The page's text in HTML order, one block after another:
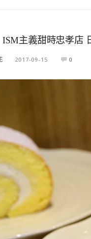
ISM主義甜時忠孝店
2017-09-15 0